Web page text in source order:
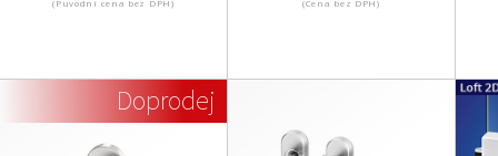
(Puvodní cena bez DPH) (Cena bez DPH)
Doprodej